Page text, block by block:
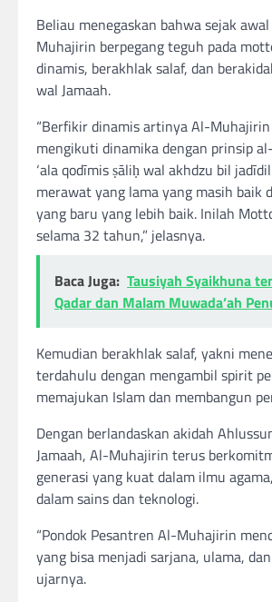
Beliau menegaskan bahwa sejak
Muhajirin berpegang teguh pada
dinamis, berakhlak salaf, dan
wal Jamaah.
“Berfikir dinamis artinya Al-
mengikuti dinamika dengan prinsip
‘ala qodīmis ṣāliḥ wal akhdzu bil
merawat yang lama yang masih baik
yang baru yang lebih baik. Inilah
selama 32 tahun,” jelasnya.
Baca Juga: Tausiyah Syaikhuna
Qadar dan Malam Muwada’ah
Kemudian berakhlak salaf, yakni
terdahulu dengan mengambil spirit
memajukan Islam dan membangun
Dengan berlandaskan akidah
Jamaah, Al-Muhajirin terus
generasi yang kuat dalam ilmu
dalam sains dan teknologi.
“Pondok Pesantren Al-Muhajirin
yang bisa menjadi sarjana, ulama,
ujarnya.